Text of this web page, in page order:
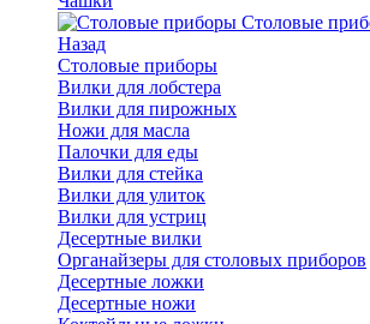
Cтоловые
Назад
Cтоловые приборы
Вилки для лобстера
Вилки для пирожных
Ножи для масла
Палочки для еды
Вилки для стейка
Вилки для улиток
Вилки для устриц
Десертные вилки
Органайзеры для столовых приборов
Десертные ложки
Десертные ножи